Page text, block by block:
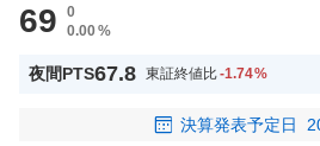
69
0
0.00%
夜間PTS67.8 東証終値比-1.74%
決算発表予定日